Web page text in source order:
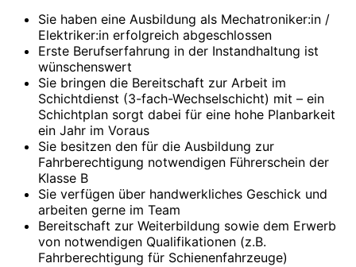
Sie haben eine Ausbildung als Mechatroniker:in /
Elektriker:in erfolgreich abgeschlossen
Erste Berufserfahrung in der Instandhaltung ist
wünschenswert
Sie bringen die Bereitschaft zur Arbeit im
Schichtdienst (3-fach-Wechselschicht) mit – ein
Schichtplan sorgt dabei für eine hohe Planbarkeit
ein Jahr im Voraus
Sie besitzen den für die Ausbildung zur
Fahrberechtigung notwendigen Führerschein der
Klasse B
Sie verfügen über handwerkliches Geschick und
arbeiten gerne im Team
Bereitschaft zur Weiterbildung sowie dem Erwerb
von notwendigen Qualifikationen (z.B.
Fahrberechtigung für Schienenfahrzeuge)